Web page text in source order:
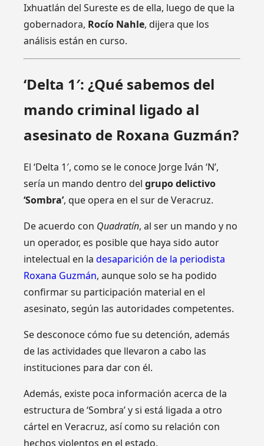
Ixhuatlán del Sureste es de ella, luego de que la
gobernadora, Rocío Nahle, dijera que los
análisis están en curso.
‘Delta 1′: ¿Qué sabemos del
mando criminal ligado al
asesinato de Roxana Guzmán?
El ‘Delta 1′, como se le conoce Jorge Iván ‘N’,
sería un mando dentro delgrupo delictivo
‘Sombra’, que opera en el sur de Veracruz.
De acuerdo con Quadratín, al ser un mando y no
un operador, es posible que haya sido autor
intelectual en ladesaparición de la periodista
Roxana Guzmán, aunque solo se ha podido
confirmar su participación material en el
asesinato, según las autoridades competentes.
Se desconoce cómo fue su detención, además
de las actividades que llevaron a cabo las
instituciones para dar con él.
Además, existe poca información acerca de la
estructura de ‘Sombra’ y si está ligada a otro
cártel en Veracruz, así como su relación con
hechos violentos en el estado.